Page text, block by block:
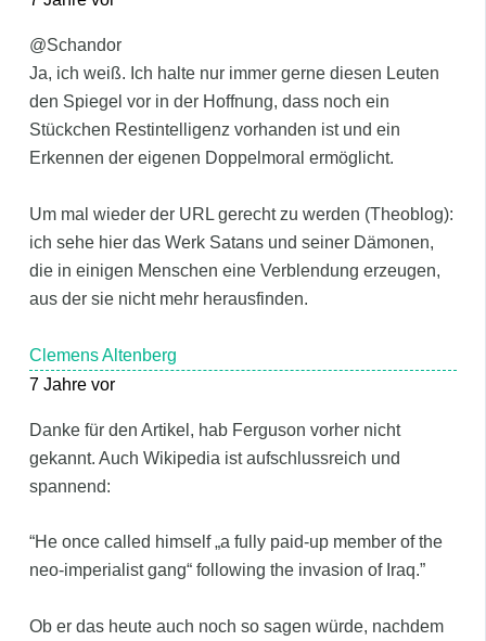
@Schandor
Ja, ich weiß. Ich halte nur immer gerne diesen Leuten
den Spiegel vor in der Hoffnung, dass noch ein
Stückchen Restintelligenz vorhanden ist und ein
Erkennen der eigenen Doppelmoral ermöglicht.
Um mal wieder der URL gerecht zu werden (Theoblog):
ich sehe hier das Werk Satans und seiner Dämonen,
die in einigen Menschen eine Verblendung erzeugen,
aus der sie nicht mehr herausfinden.
Clemens Altenberg
7 Jahre vor
Danke für den Artikel, hab Ferguson vorher nicht
gekannt. Auch Wikipedia ist aufschlussreich und
spannend:
“He once called himself „a fully paid-up member of the
neo-imperialist gang“ following the invasion of Iraq.”
Ob er das heute auch noch so sagen würde, nachdem